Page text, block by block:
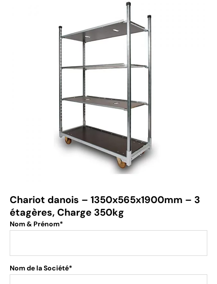
Chariot danois – 1350x565x1900mm – 3
étagères, Charge 350kg
Nom & Prénom*
Nom de la Société*